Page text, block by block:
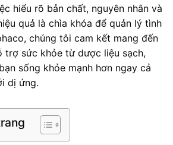
hiểu rõ bản chất, nguyên nhân và
quả là chìa khóa để quản lý tình
chúng tôi cam kết mang đến
trợ sức khỏe từ dược liệu sạch,
sống khỏe mạnh hơn ngay cả
dị ứng.